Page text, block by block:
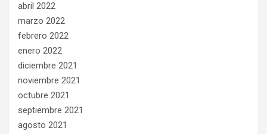
abril 2022
marzo 2022
febrero 2022
enero 2022
diciembre 2021
noviembre 2021
octubre 2021
septiembre 2021
agosto 2021